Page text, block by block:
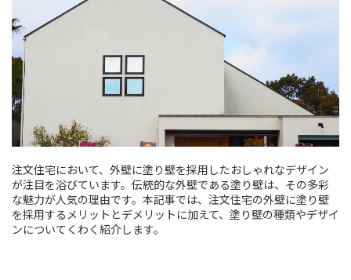
注文住宅において、外壁に塗り壁を採用したおしゃれなデザイン
が注目を浴びています。伝統的な外壁である塗り壁は、その多彩
な魅力が人気の理由です。本記事では、注文住宅の外壁に塗り壁
を採用するメリットとデメリットに加えて、塗り壁の種類やデザイ
ンについてくわく紹介します。